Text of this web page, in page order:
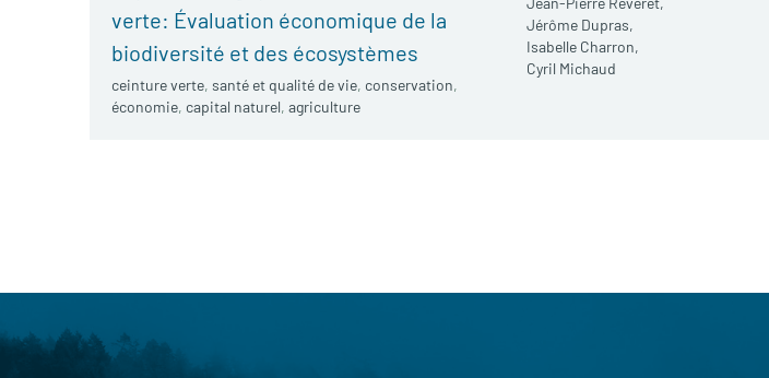
verte: Évaluation économique de la
biodiversité et des écosystèmes
ceinture verte, santé et qualité de vie, conservation,
économie, capital naturel, agriculture
Jérôme Dupras,
Isabelle Charron,
Cyril Michaud